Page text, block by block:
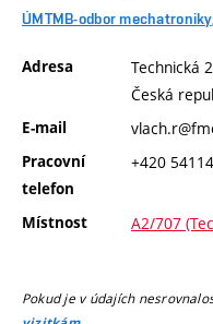
ÚMTMB-odbor mechatroniky
Adresa
Technická
Česká
E-mail
Pracovní
telefon
+420
Místnost A2/707
Pokud je v údajích